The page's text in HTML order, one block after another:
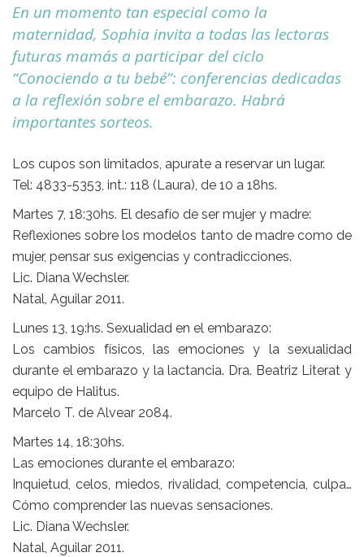
En un momento tan especial como la
maternidad, Sophia invita a todas las lectoras
futuras mamás a participar del ciclo
“Conociendo a tu bebé”: conferencias dedicadas
a la reflexión sobre el embarazo. Habrá
importantes sorteos.
Los cupos son limitados, apurate a reservar un lugar.
Tel: 4833-5353, int.: 118 (Laura), de 10 a 18hs.
Martes 7, 18:30hs. El desafío de ser mujer y madre:
Reflexiones sobre los modelos tanto de madre como de
mujer, pensar sus exigencias y contradicciones.
Lic. Diana Wechsler.
Natal, Aguilar 2011.
Lunes 13, 19:hs. Sexualidad en el embarazo:
Los cambios físicos, las emociones y la sexualidad
durante el embarazo y la lactancia. Dra. Beatriz Literat y
equipo de Halitus.
Marcelo T. de Alvear 2084.
Martes 14, 18:30hs.
Las emociones durante el embarazo:
Inquietud, celos, miedos, rivalidad, competencia, culpa…
Cómo comprender las nuevas sensaciones.
Lic. Diana Wechsler.
Natal, Aguilar 2011.